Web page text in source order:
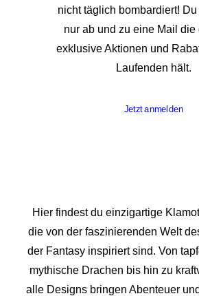
nicht täglich bombardiert!
nur ab und zu eine Mail die
exklusive Aktionen und
Laufenden hält.
Jetzt anmelden
Hier findest du einzigartige
die von der faszinierenden Welt
der Fantasy inspiriert sind. Von
mythische Drachen bis hin zu
alle Designs bringen Abenteuer